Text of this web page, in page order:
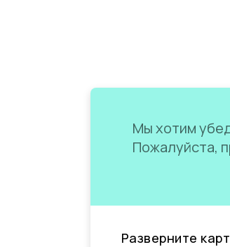
Мы хотим
Пожалуйста,
Разверните